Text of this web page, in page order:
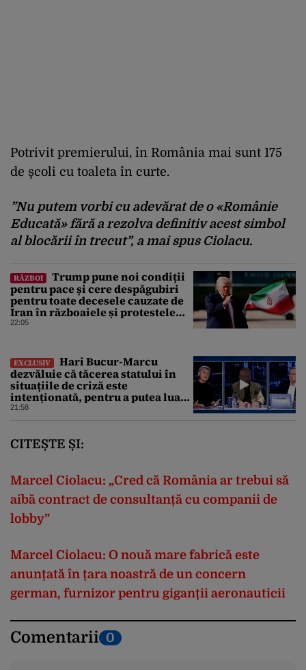
Potrivit premierului, în România mai sunt 175
de şcoli cu toaleta în curte.
”Nu putem vorbi cu adevărat de o «Românie
Educată» fără a rezolva definitiv acest simbol
al blocării în trecut”, a mai spus Ciolacu.
RĂZBOI
Trump pune noi condiții
pentru pace și cere despăgubiri
pentru toate decesele cauzate de
Iran în războaiele și protestele
din ultimii 50 de ani
22:05
EXCLUSIV
Hari Bucur-Marcu
dezvăluie că tăcerea statului în
situațiile de criză este
intenționată, pentru a putea lua
decizii fără să ne spună
21:58
CITEȘTE ȘI:
Marcel Ciolacu: „Cred că România ar trebui să
aibă contract de consultanță cu companii de
lobby”
Marcel Ciolacu: O nouă mare fabrică este
anunțată în țara noastră de un concern
german, furnizor pentru giganții aeronauticii
Comentarii 0